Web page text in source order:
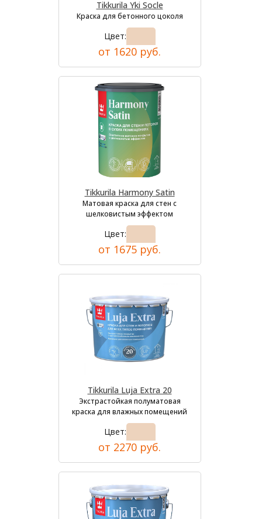
Tikkurila Yki Socle
Краска для бетонного цоколя
Цвет:
от 1620 руб.
Tikkurila Harmony Satin
Матовая краска для стен с
шелковистым эффектом
Цвет:
от 1675 руб.
Tikkurila Luja Extra 20
Экстрастойкая полуматовая
краска для влажных помещений
Цвет:
от 2270 руб.